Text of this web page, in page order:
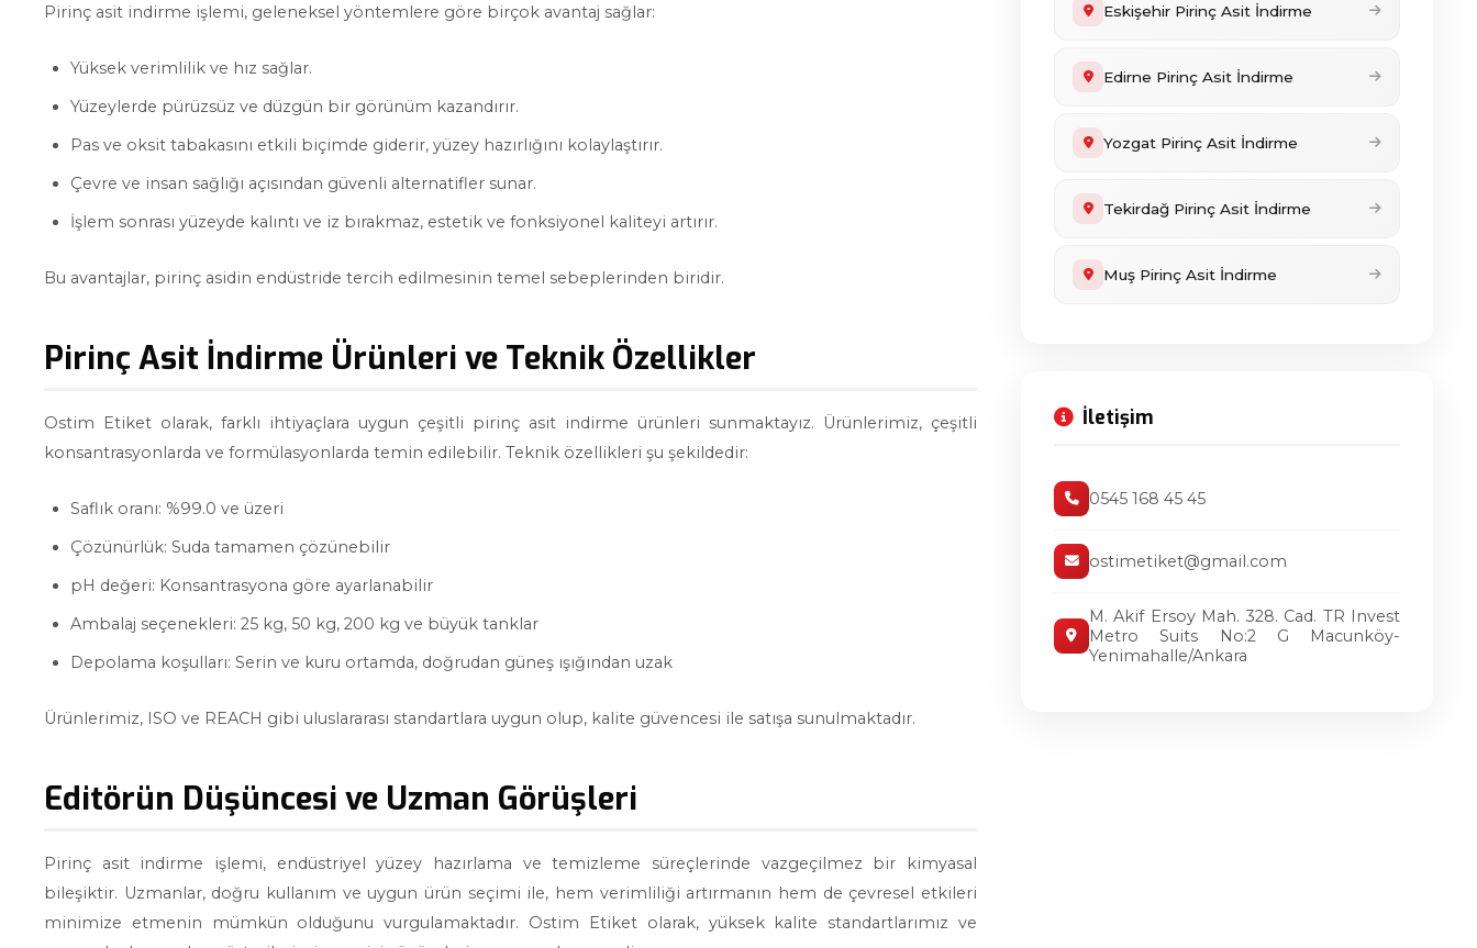
Pirinç asit indirme işlemi, geleneksel yöntemlere göre birçok avantaj sağlar:
Yüksek verimlilik ve hız sağlar.
Yüzeylerde pürüzsüz ve düzgün bir görünüm kazandırır.
Pas ve oksit tabakasını etkili biçimde giderir, yüzey hazırlığını kolaylaştırır.
Çevre ve insan sağlığı açısından güvenli alternatifler sunar.
İşlem sonrası yüzeyde kalıntı ve iz bırakmaz, estetik ve fonksiyonel kaliteyi artırır.
Bu avantajlar, pirinç asidin endüstride tercih edilmesinin temel sebeplerinden biridir.
Pirinç Asit İndirme Ürünleri ve Teknik Özellikler
Ostim Etiket olarak, farklı ihtiyaçlara uygun çeşitli pirinç asit indirme ürünleri sunmaktayız. Ürünlerimiz, çeşitli
konsantrasyonlarda ve formülasyonlarda temin edilebilir. Teknik özellikleri şu şekildedir:
Saflık oranı: %99.0 ve üzeri
Çözünürlük: Suda tamamen çözünebilir
pH değeri: Konsantrasyona göre ayarlanabilir
Ambalaj seçenekleri: 25 kg, 50 kg, 200 kg ve büyük tanklar
Depolama koşulları: Serin ve kuru ortamda, doğrudan güneş ışığından uzak
Ürünlerimiz, ISO ve REACH gibi uluslararası standartlara uygun olup, kalite güvencesi ile satışa sunulmaktadır.
Editörün Düşüncesi ve Uzman Görüşleri
Pirinç asit indirme işlemi, endüstriyel yüzey hazırlama ve temizleme süreçlerinde vazgeçilmez bir kimyasal
bileşiktir. Uzmanlar, doğru kullanım ve uygun ürün seçimi ile, hem verimliliği artırmanın hem de çevresel etkileri
minimize etmenin mümkün olduğunu vurgulamaktadır. Ostim Etiket olarak, yüksek kalite standartlarımız ve
Eskişehir Pirinç Asit İndirme
Edirne Pirinç Asit İndirme
Yozgat Pirinç Asit İndirme
Tekirdağ Pirinç Asit İndirme
Muş Pirinç Asit İndirme
İletişim
0545 168 45 45
ostimetiket@gmail.com
M. Akif Ersoy Mah. 328. Cad. TR Invest
Metro Suits No:2 G Macunköy-
Yenimahalle/Ankara